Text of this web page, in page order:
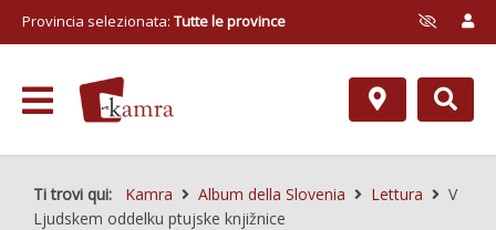
Provincia selezionata: Tutte le province
Ti trovi qui: Kamra Album della Slovenia Lettura
V
Ljudskem oddelku ptujske knjižnice